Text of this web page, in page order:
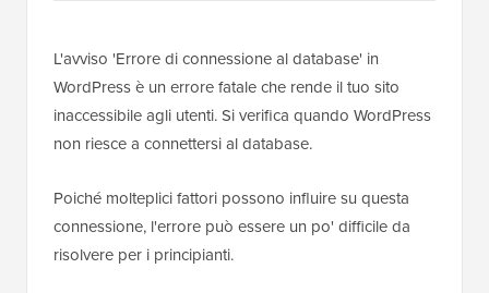
L'avviso 'Errore di connessione al database' in
WordPress è un errore fatale che rende il tuo sito
inaccessibile agli utenti. Si verifica quando WordPress
non riesce a connettersi al database.
Poiché molteplici fattori possono influire su questa
connessione, l'errore può essere un po' difficile da
risolvere per i principianti.